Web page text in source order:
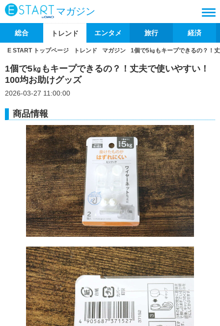
マガジン
総合 トレンド エンタメ 旅行 経済
E START トップページ トレンド マガジン 1個で5㎏もキープできるの？！
1個で5㎏もキープできるの？！丈夫で使いやすい！
100均お助けグッズ
2026-03-27 11:00:00
商品情報